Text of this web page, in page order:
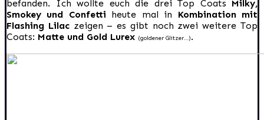
befanden. Ich wollte euch die drei Top Coats Milky,
Smokey und Confetti heute mal in Kombination mit
Flashing Lilac zeigen – es gibt noch zwei weitere Top
Coats: Matte und Gold Lurex (goldener Glitzer…).